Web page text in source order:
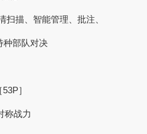
扫描、智能管理、批注、
种部队对决
］
称战力